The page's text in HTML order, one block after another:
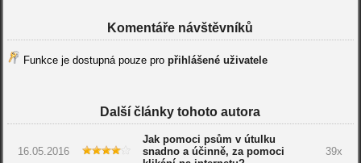
Komentáře návštěvníků
Funkce je dostupná pouze pro přihlášené uživatele
Další články tohoto autora
16.05.2016
Jak pomoci psům v útulku
snadno a účinně, za pomoci
39x